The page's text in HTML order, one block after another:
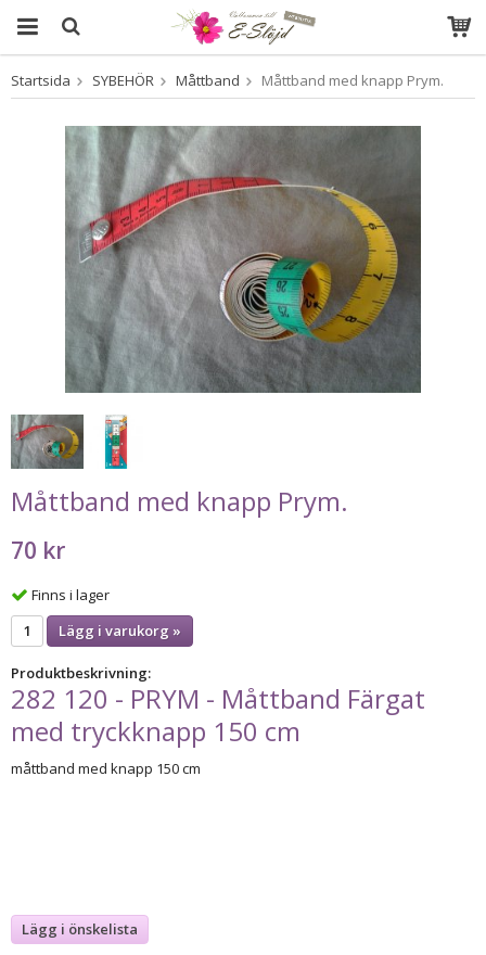
Produkten har blivit tillagd i varukorgen
Startsida SYBEHÖR Måttband Måttband med knapp Prym.
Måttband med knapp Prym.
70 kr
Finns i lager
Lägg i varukorg »
Produktbeskrivning:
282 120 - PRYM - Måttband Färgat
med tryckknapp 150 cm
måttband med knapp 150 cm
Lägg i önskelista